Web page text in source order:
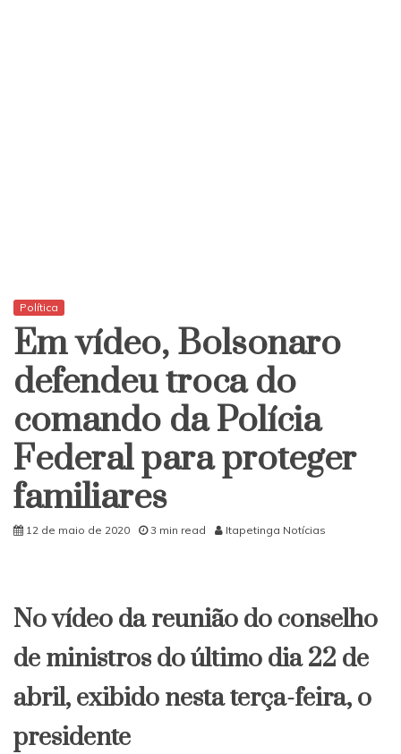
Política
Em vídeo, Bolsonaro
defendeu troca do
comando da Polícia
Federal para proteger
familiares
12 de maio de 2020 3 min read Itapetinga Notícias
Novídeo da reunião do conselho
de ministros do último dia 22 de
abril, exibido nesta terça-feira, o
presidente